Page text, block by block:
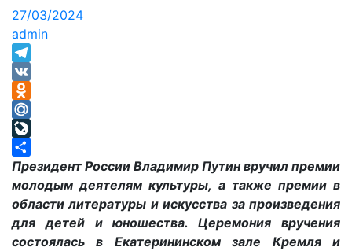
27/03/2024
admin
Telegram
VK
Odnoklassniki
Mail.Ru
LiveJournal
Отправить
Президент России Владимир Путин вручил премии
молодым деятелям культуры, а также премии в
области литературы и искусства за произведения
для детей и юношества. Церемония вручения
состоялась в Екатерининском зале Кремля и